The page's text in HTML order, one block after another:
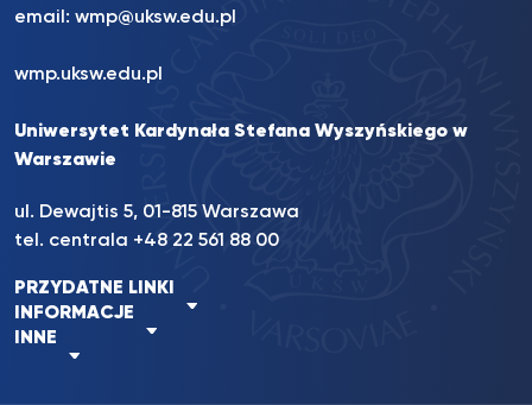
email: wmp@uksw.edu.pl
wmp.uksw.edu.pl
Uniwersytet Kardynała Stefana Wyszyńskiego w
Warszawie
ul. Dewajtis 5, 01-815 Warszawa
tel. centrala +48 22 561 88 00
PRZYDATNE LINKI
INFORMACJE
INNE